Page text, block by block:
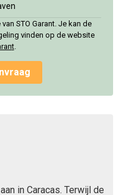
STO Garant. Je kan de
vinden op de website
t.
in Caracas. Terwijl de